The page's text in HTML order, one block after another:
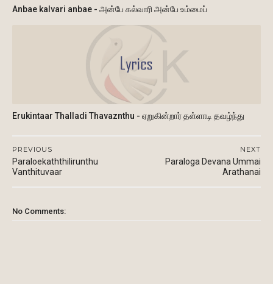
Anbae kalvari anbae - அன்பே கல்வாரி அன்பே உம்மைப்
Erukintaar Thalladi Thavaznthu - ஏறுகின்றார் தள்ளாடி தவழ்ந்து
NEXT
Paraloga Devana Ummai
Arathanai
PREVIOUS
Paraloekaththilirunthu
Vanthituvaar
No Comments: